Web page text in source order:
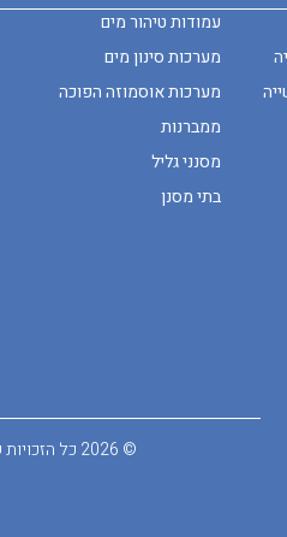
עמודות טיהור מים
מערכות סינון מים
מערכות אוסמוזה הפוכה
ממברנות
מסנני גליל
בתי מסנן
© 2026 כל הזכויות שמורות ליונקס